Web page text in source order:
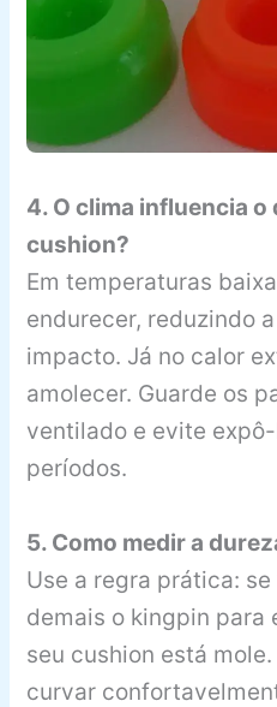
4. O clima influencia o
cushion?
Em temperaturas
endurecer, reduzindo
impacto. Já no calor
amolecer. Guarde os
ventilado e evite
períodos.
5. Como medir a
Use a regra prática:
demais o kingpin para
seu cushion está
curvar